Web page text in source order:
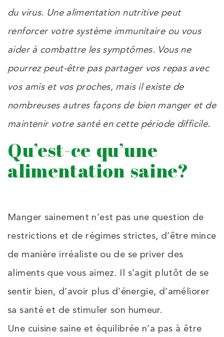
du virus. Une alimentation nutritive peut
renforcer votre système immunitaire ou vous
aider à combattre les symptômes. Vous ne
pourrez peut-être pas partager vos repas avec
vos amis et vos proches, mais il existe de
nombreuses autres façons de bien manger et de
maintenir votre santé en cette période difficile.
Qu’est-ce qu’une
alimentation saine?
Manger sainement n’est pas une question de
restrictions et de régimes strictes, d’être mince
de manière irréaliste ou de se priver des
aliments que vous aimez. Il s’agit plutôt de se
sentir bien, d’avoir plus d’énergie, d’améliorer
sa santé et de stimuler son humeur.
Une cuisine saine et équilibrée n’a pas à être